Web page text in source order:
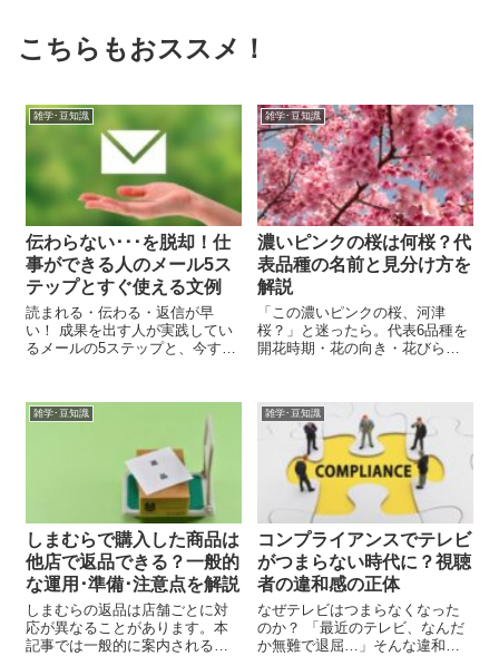
こちらもおススメ！
雑学･豆知識
伝わらない･･･を脱却！仕
事ができる人のメール5ス
テップとすぐ使える文例
読まれる・伝わる・返信が早
い！ 成果を出す人が実践してい
るメールの5ステップと、今すぐ
載し、あなたのビジネスメール
を劇的に改善します！
雑学･豆知識
濃いピンクの桜は何桜？代
表品種の名前と見分け方を
解説
「この濃いピンクの桜、河津
桜？」と迷ったら。代表6品種を
開花時期・花の向き・花びらの
雑学･豆知識
しまむらで購入した商品は
他店で返品できる？一般的
な運用･準備･注意点を解説
しまむらの返品は店舗ごとに対
応が異なることがあります。本
記事では一般的に案内される返
雑学･豆知識
コンプライアンスでテレビ
がつまらない時代に？視聴
者の違和感の正体
なぜテレビはつまらなくなった
のか？ 「最近のテレビ、なんだ
か無難で退屈…」そんな違和感